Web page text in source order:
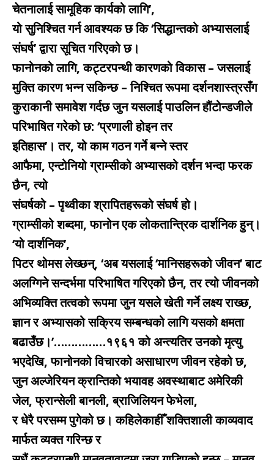
चेतनालाई सामूहिक कार्यको लागि’,
यो सुनिश्चित गर्न आवश्यक छ कि ‘सिद्धान्तको अभ्यासलाई
संघर्ष’ द्वारा सूचित गरिएको छ।
फानोनको लागि, कट्टरपन्थी कारणको विकास – जसलाई
मुक्ति कारण भन्न सकिन्छ – निश्चित रूपमा दर्शनशास्त्रसँग
कुराकानी समावेश गर्दछ जुन यसलाई पाउलिन हौंटोन्डजीले
परिभाषित गरेको छ: ‘प्रणाली होइन तर
इतिहास’। तर, यो काम गठन गर्ने बन्ने स्तर
आफैमा, एन्टोनियो ग्राम्सीको अभ्यासको दर्शन भन्दा फरक
छैन, त्यो
संघर्षको – पृथ्वीका श्रापितहरूको संघर्ष हो।
ग्राम्सीको शब्दमा, फानोन एक लोकतान्त्रिक दार्शनिक हुन्।
‘यो दार्शनिक’,
पिटर थोमस लेख्छन्, ‘अब यसलाई ‘मानिसहरूको जीवन’ बाट
अलग्गिने सन्दर्भमा परिभाषित गरिएको छैन, तर त्यो जीवनको
अभिव्यक्ति तत्वको रूपमा जुन यसले खेती गर्ने लक्ष्य राख्छ,
ज्ञान र अभ्यासको सक्रिय सम्बन्धको लागि यसको क्षमता
बढाउँछ।’……………१९६१ को अन्त्यतिर उनको मृत्यु
भएदेखि, फानोनको विचारको असाधारण जीवन रहेको छ,
जुन अल्जेरियन क्रान्तिको भयावह अवस्थाबाट अमेरिकी
जेल, फ्रान्सेली बानली, ब्राजिलियन फेभेला,
र धेरै परसम्म पुगेको छ। कहिलेकाहीँ शक्तिशाली काव्यवाद
मार्फत व्यक्त गरिन्छ र